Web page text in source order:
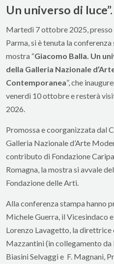
Un universo di luce”.
Martedì 7 ottobre 2025,
Parma, si è tenuta la
mostra “Giacomo Balla. Un
della Galleria Nazionale
Contemporanea”, che
venerdì 10 ottobre e resterà
2026.
Promossa e coorganizzata dal
Galleria Nazionale d’Arte
contributo di Fondazione
Romagna, la mostra si avvale
Fondazione delle Arti.
Alla conferenza stampa hanno
Michele Guerra, il Vicesindaco
Lorenzo Lavagetto, la
Mazzantini (in collegamento da
Biasini Selvaggi e F. Magnani,